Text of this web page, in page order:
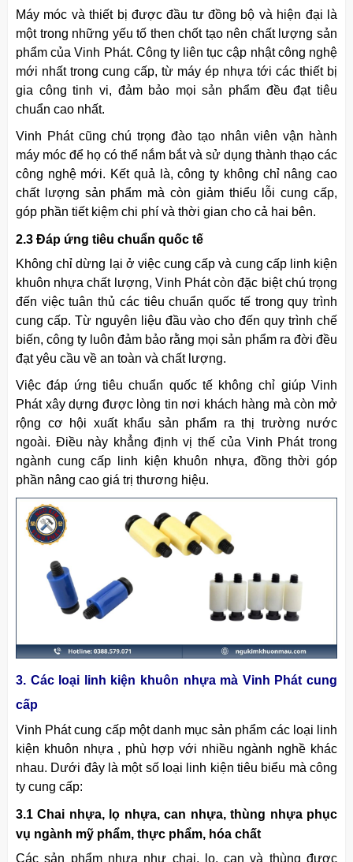
Máy móc và thiết bị được đầu tư đồng bộ và hiện đại là
một trong những yếu tố then chốt tạo nên chất lượng sản
phẩm của Vinh Phát. Công ty liên tục cập nhật công nghệ
mới nhất trong cung cấp, từ máy ép nhựa tới các thiết bị
gia công tinh vi, đảm bảo mọi sản phẩm đều đạt tiêu
chuẩn cao nhất.
Vinh Phát cũng chú trọng đào tạo nhân viên vận hành
máy móc để họ có thể nắm bắt và sử dụng thành thạo các
công nghệ mới. Kết quả là, công ty không chỉ nâng cao
chất lượng sản phẩm mà còn giảm thiểu lỗi cung cấp,
góp phần tiết kiệm chi phí và thời gian cho cả hai bên.
2.3 Đáp ứng tiêu chuẩn quốc tế
Không chỉ dừng lại ở việc cung cấp và cung cấp linh kiện
khuôn nhựa chất lượng, Vinh Phát còn đặc biệt chú trọng
đến việc tuân thủ các tiêu chuẩn quốc tế trong quy trình
cung cấp. Từ nguyên liệu đầu vào cho đến quy trình chế
biến, công ty luôn đảm bảo rằng mọi sản phẩm ra đời đều
đạt yêu cầu về an toàn và chất lượng.
Việc đáp ứng tiêu chuẩn quốc tế không chỉ giúp Vinh
Phát xây dựng được lòng tin nơi khách hàng mà còn mở
rộng cơ hội xuất khẩu sản phẩm ra thị trường nước
ngoài. Điều này khẳng định vị thế của Vinh Phát trong
ngành cung cấp linh kiện khuôn nhựa, đồng thời góp
phần nâng cao giá trị thương hiệu.
3. Các loại linh kiện khuôn nhựa mà Vinh Phát cung
cấp
Vinh Phát cung cấp một danh mục sản phẩm các loại linh
kiện khuôn nhựa , phù hợp với nhiều ngành nghề khác
nhau. Dưới đây là một số loại linh kiện tiêu biểu mà công
ty cung cấp:
3.1 Chai nhựa, lọ nhựa, can nhựa, thùng nhựa phục
vụ ngành mỹ phẩm, thực phẩm, hóa chất
Các sản phẩm nhựa như chai, lọ, can và thùng được